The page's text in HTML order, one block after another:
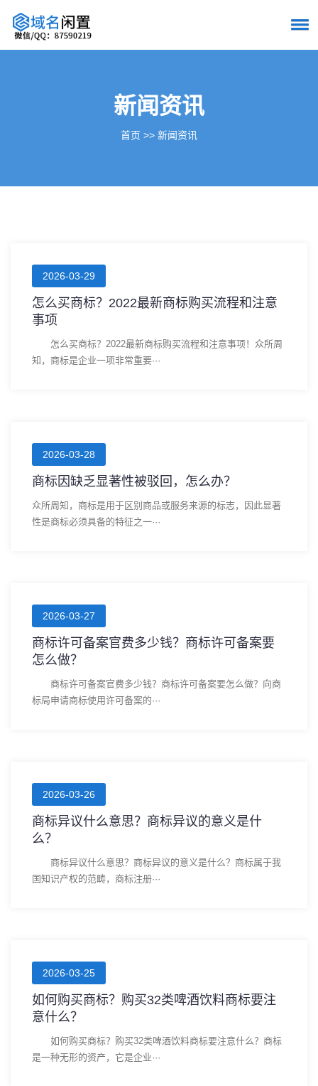
新闻资讯
首页 >> 新闻资讯
2026-03-29
怎么买商标？2022最新商标购买流程和注意
事项
怎么买商标？2022最新商标购买流程和注意事项！众所周
知，商标是企业一项非常重要···
2026-03-28
商标因缺乏显著性被驳回，怎么办？
众所周知，商标是用于区别商品或服务来源的标志，因此显著
性是商标必须具备的特征之一···
2026-03-27
商标许可备案官费多少钱？商标许可备案要
怎么做？
商标许可备案官费多少钱？商标许可备案要怎么做？向商
标局申请商标使用许可备案的···
2026-03-26
商标异议什么意思？商标异议的意义是什
么？
商标异议什么意思？商标异议的意义是什么？商标属于我
国知识产权的范畴，商标注册···
2026-03-25
如何购买商标？购买32类啤酒饮料商标要注
意什么？
如何购买商标？购买32类啤酒饮料商标要注意什么？商标
是一种无形的资产，它是企业···